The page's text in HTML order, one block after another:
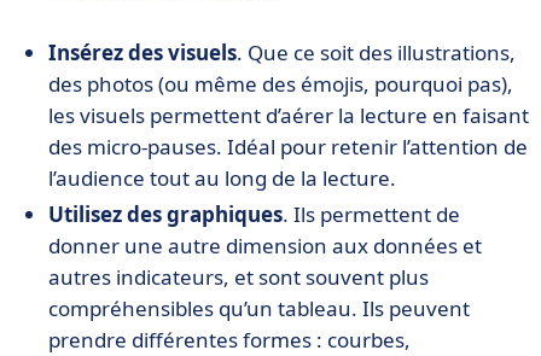
Insérez des visuels. Que ce soit des illustrations,
des photos (ou même des émojis, pourquoi pas),
les visuels permettent d’aérer la lecture en faisant
des micro-pauses. Idéal pour retenir l’attention de
l’audience tout au long de la lecture.
Utilisez des graphiques. Ils permettent de
donner une autre dimension aux données et
autres indicateurs, et sont souvent plus
compréhensibles qu’un tableau. Ils peuvent
prendre différentes formes : courbes,